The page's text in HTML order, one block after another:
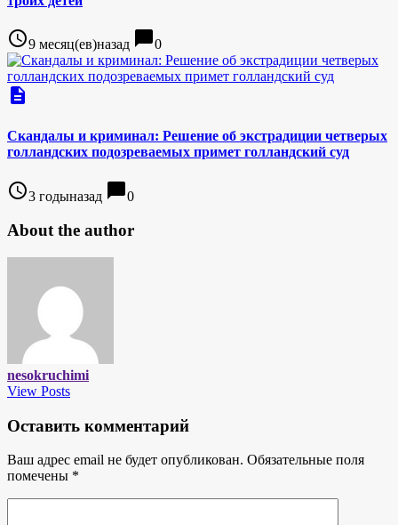
access_time9 месяц(ев)назад chat_bubble0
description
Скандалы и криминал: Решение об экстрадиции четверых
голландских подозреваемых примет голландский суд
access_time3 годыназад chat_bubble0
About the author
nesokruchimi
View Posts
Оставить комментарий
Ваш адрес email не будет опубликован. Обязательные поля
помечены *